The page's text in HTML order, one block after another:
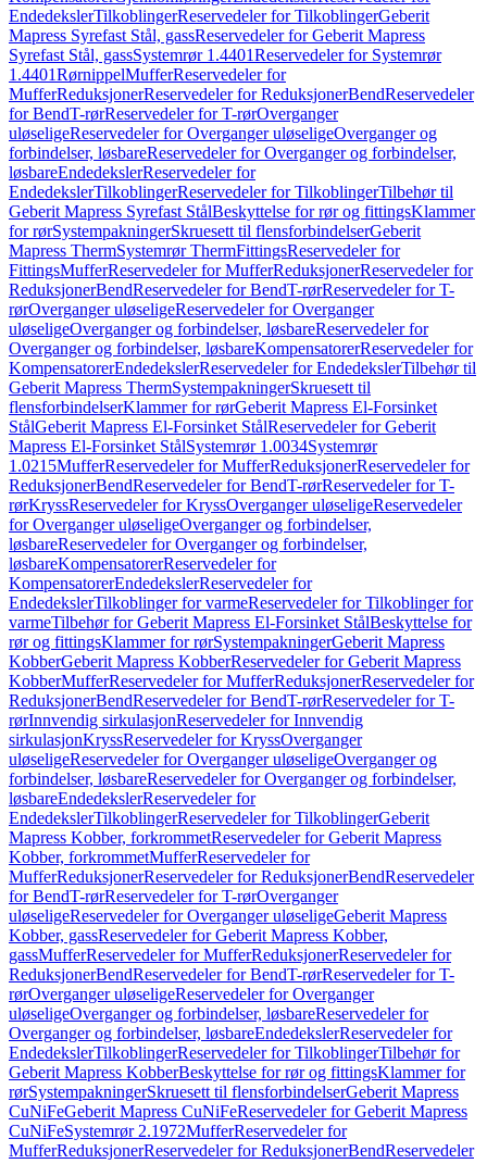
EndedekslerTilkoblingerReservedeler for TilkoblingerGeberit
Mapress Syrefast Stål, gassReservedeler for Geberit Mapress
Syrefast Stål, gassSystemrør 1.4401Reservedeler for Systemrør
1.4401RørnippelMufferReservedeler for
MufferReduksjonerReservedeler for ReduksjonerBendReservedeler
for BendT-rørReservedeler for T-rørOverganger
uløseligeReservedeler for Overganger uløseligeOverganger og
forbindelser, løsbareReservedeler for Overganger og forbindelser,
løsbareEndedekslerReservedeler for
EndedekslerTilkoblingerReservedeler for TilkoblingerTilbehør til
Geberit Mapress Syrefast StålBeskyttelse for rør og fittingsKlammer
for rørSystempakningerSkruesett til flensforbindelserGeberit
Mapress ThermSystemrør ThermFittingsReservedeler for
FittingsMufferReservedeler for MufferReduksjonerReservedeler for
ReduksjonerBendReservedeler for BendT-rørReservedeler for T-
rørOverganger uløseligeReservedeler for Overganger
uløseligeOverganger og forbindelser, løsbareReservedeler for
Overganger og forbindelser, løsbareKompensatorerReservedeler for
KompensatorerEndedekslerReservedeler for EndedekslerTilbehør til
Geberit Mapress ThermSystempakningerSkruesett til
flensforbindelserKlammer for rørGeberit Mapress El-Forsinket
StålGeberit Mapress El-Forsinket StålReservedeler for Geberit
Mapress El-Forsinket StålSystemrør 1.0034Systemrør
1.0215MufferReservedeler for MufferReduksjonerReservedeler for
ReduksjonerBendReservedeler for BendT-rørReservedeler for T-
rørKryssReservedeler for KryssOverganger uløseligeReservedeler
for Overganger uløseligeOverganger og forbindelser,
løsbareReservedeler for Overganger og forbindelser,
løsbareKompensatorerReservedeler for
KompensatorerEndedekslerReservedeler for
EndedekslerTilkoblinger for varmeReservedeler for Tilkoblinger for
varmeTilbehør for Geberit Mapress El-Forsinket StålBeskyttelse for
rør og fittingsKlammer for rørSystempakningerGeberit Mapress
KobberGeberit Mapress KobberReservedeler for Geberit Mapress
KobberMufferReservedeler for MufferReduksjonerReservedeler for
ReduksjonerBendReservedeler for BendT-rørReservedeler for T-
rørInnvendig sirkulasjonReservedeler for Innvendig
sirkulasjonKryssReservedeler for KryssOverganger
uløseligeReservedeler for Overganger uløseligeOverganger og
forbindelser, løsbareReservedeler for Overganger og forbindelser,
løsbareEndedekslerReservedeler for
EndedekslerTilkoblingerReservedeler for TilkoblingerGeberit
Mapress Kobber, forkrommetReservedeler for Geberit Mapress
Kobber, forkrommetMufferReservedeler for
MufferReduksjonerReservedeler for ReduksjonerBendReservedeler
for BendT-rørReservedeler for T-rørOverganger
uløseligeReservedeler for Overganger uløseligeGeberit Mapress
Kobber, gassReservedeler for Geberit Mapress Kobber,
gassMufferReservedeler for MufferReduksjonerReservedeler for
ReduksjonerBendReservedeler for BendT-rørReservedeler for T-
rørOverganger uløseligeReservedeler for Overganger
uløseligeOverganger og forbindelser, løsbareReservedeler for
Overganger og forbindelser, løsbareEndedekslerReservedeler for
EndedekslerTilkoblingerReservedeler for TilkoblingerTilbehør for
Geberit Mapress KobberBeskyttelse for rør og fittingsKlammer for
rørSystempakningerSkruesett til flensforbindelserGeberit Mapress
CuNiFeGeberit Mapress CuNiFeReservedeler for Geberit Mapress
CuNiFeSystemrør 2.1972MufferReservedeler for
MufferReduksjonerReservedeler for ReduksjonerBendReservedeler